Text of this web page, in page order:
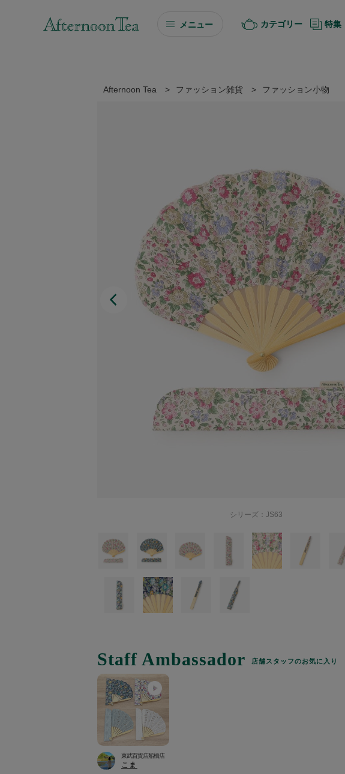
メニュー
ギフト商品を探す
Afternoon Tea TEAROOM
カテゴリー 特集
Afternoon Tea > ファッション雑貨 > ファッション小物
シリーズ：JS63
Staff Ambassador 店舗スタッフのお気に入り
東武百貨店船橋店
こま